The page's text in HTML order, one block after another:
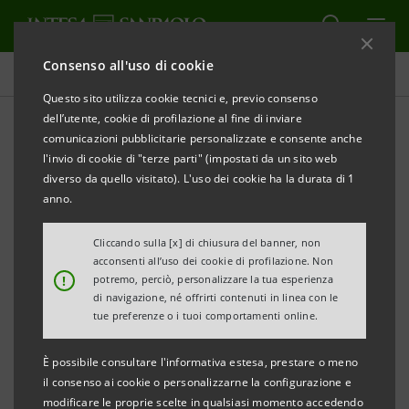
Consenso all'uso di cookie
Questo sito utilizza cookie tecnici e, previo consenso
dell’utente, cookie di profilazione al fine di inviare
comunicazioni pubblicitarie personalizzate e consente anche
l'invio di cookie di "terze parti" (impostati da un sito web
diverso da quello visitato). L'uso dei cookie ha la durata di 1
anno.
!
Cliccando sulla [x] di chiusura del banner, non
acconsenti all’uso dei cookie di profilazione. Non
potremo, perciò, personalizzare la tua esperienza
di navigazione, né offrirti contenuti in linea con le
tue preferenze o i tuoi comportamenti online.
È possibile consultare l'informativa estesa, prestare o meno
il consenso ai cookie o personalizzarne la configurazione e
modificare le proprie scelte in qualsiasi momento accedendo
Adesione agli Equator Principles
Progetti valutati secondo gli
Equator Principles
Nel 2025 sono stati 45 i finanziamenti sottoposti allo
screening degli Equator Principles che hanno
raggiunto il perfezionamento finanziario (per un
totale di 511 dal 2007).
Qui di seguito è possibile approfondire la